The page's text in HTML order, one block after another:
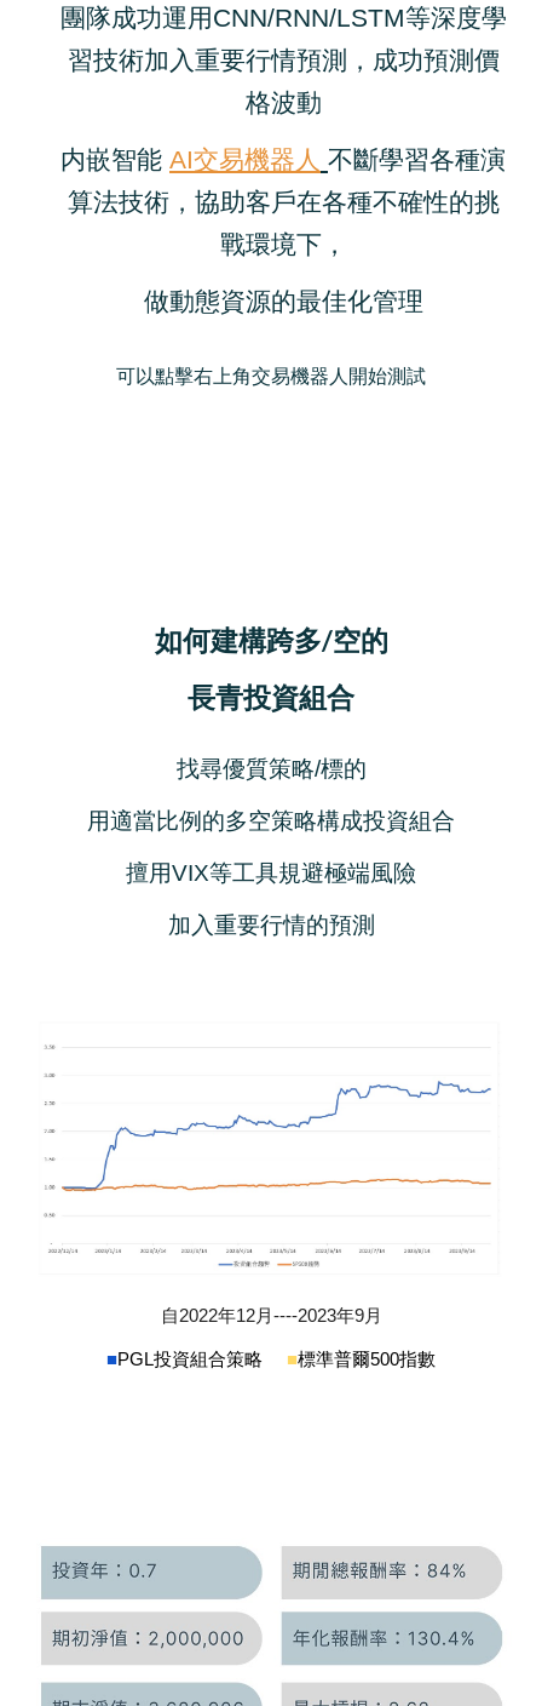
團隊成功運用CNN/RNN/LSTM等深度學
習技術加入重要行情預測 ， 成功預測價
格波動
内嵌智能 AI交易機器人 不斷學習各種演
算法技術，協助客戶在各種不確性的挑
戰環境下，
做動態資源的最佳化管理
可以點擊右上角交易機器人開始測試
如何建構跨多/空的
長青投資組合
找尋優質策略/標的
用適當比例的多空策略構成投資組合
擅用VIX等工具規避極端風險
加入重要行情的預測
自2022年12月----2023年9月
■PGL投資組合策略 ■標準普爾500指數